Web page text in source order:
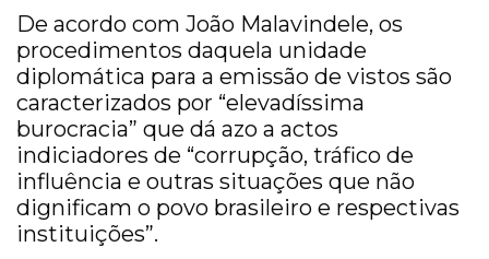
De acordo com João Malavindele, os
procedimentos daquela unidade
diplomática para a emissão de vistos são
caracterizados por “elevadíssima
burocracia” que dá azo a actos
indiciadores de “corrupção, tráfico de
influência e outras situações que não
dignificam o povo brasileiro e respectivas
instituições”.